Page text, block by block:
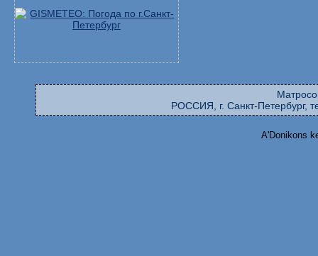
РОССИЯ, г. Санкт-Петербург,
A'Donikons